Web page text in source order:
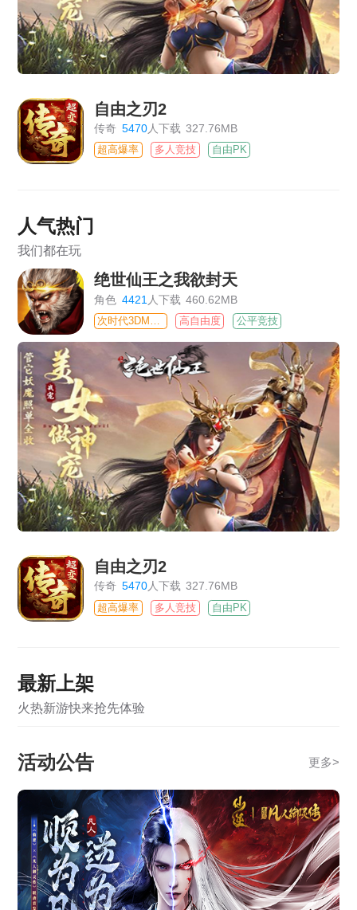
自由之刃2
传奇 5470人下载 327.76MB
超高爆率 多人竞技 自由PK
人气热门
我们都在玩
绝世仙王之我欲封天
角色 4421 人下载 460.62MB
高自由度 公平竞技
自由之刃2
传奇 5470人下载 327.76MB
超高爆率 多人竞技 自由PK
最新上架
火热新游快来抢先体验
活动公告 更多>